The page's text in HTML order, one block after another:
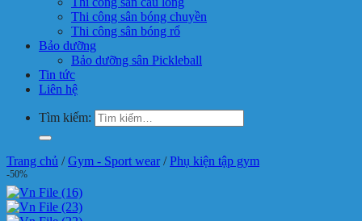
Thi công sân bóng chuyền
Thi công sân bóng rổ
Bảo dưỡng
Bảo dưỡng sân Pickleball
Tin tức
Liên hệ
Tìm kiếm:
Trang chủ / Gym - Sport wear / Phụ kiện tập gym
-50%